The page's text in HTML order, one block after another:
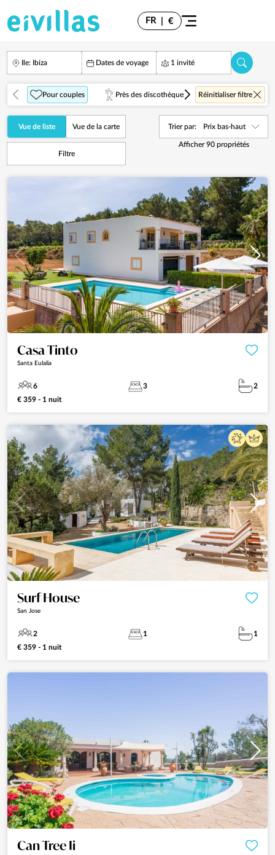
FR €
Ile: Ibiza Dates de voyage 1 invité
Pour couples Près des discothèques Sur la Mer
Réinitialiser filtre
Vue de liste Vue de la carte
Filtre
Afficher90propriétés
Trier par: Prix bas-haut
Casa Tinto
Santa Eulalia
6 3
2
€ 359 - 1 nuit
Surf House
San Jose
2 1
1
€ 359 - 1 nuit
Can Tree Ii